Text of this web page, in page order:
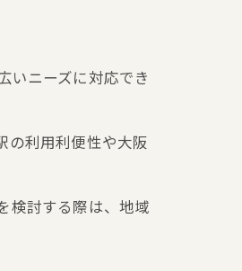
いニーズに対応でき
の利用利便性や大阪
検討する際は、地域